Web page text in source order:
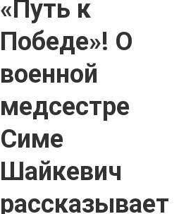
«Путь к
Победе»! О
военной
медсестре
Симе
Шайкевич
рассказывает